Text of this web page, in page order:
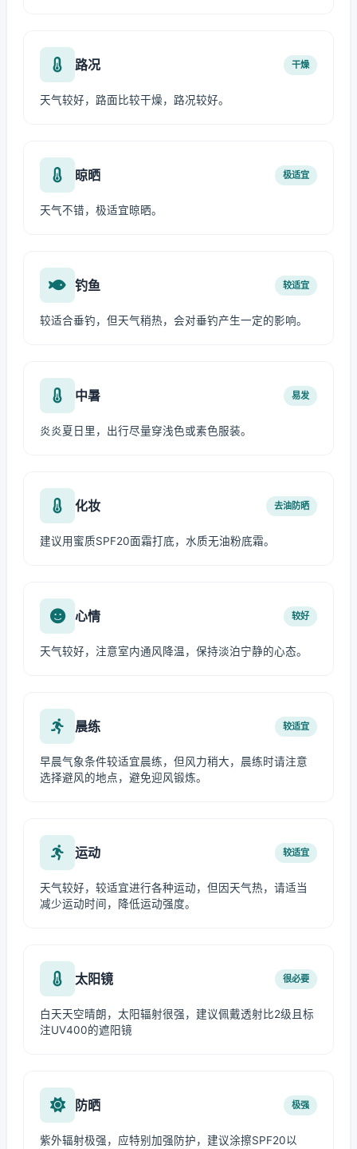
路况 干燥
天气较好，路面比较干燥，路况较好。
晾晒 极适宜
天气不错，极适宜晾晒。
钓鱼 较适宜
较适合垂钓，但天气稍热，会对垂钓产生一定的影响。
中暑 易发
炎炎夏日里，出行尽量穿浅色或素色服装。
化妆 去油防晒
建议用蜜质SPF20面霜打底，水质无油粉底霜。
心情 较好
天气较好，注意室内通风降温，保持淡泊宁静的心态。
晨练 较适宜
早晨气象条件较适宜晨练，但风力稍大，晨练时请注意
选择避风的地点，避免迎风锻炼。
运动 较适宜
天气较好，较适宜进行各种运动，但因天气热，请适当
减少运动时间，降低运动强度。
太阳镜 很必要
白天天空晴朗，太阳辐射很强，建议佩戴透射比2级且标
注UV400的遮阳镜
防晒 极强
紫外辐射极强，应特别加强防护，建议涂擦SPF20以